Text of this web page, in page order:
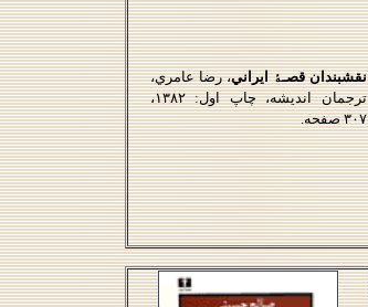
نقشبندان قصـﮥ ايراني، رضا عامري،
ترجمان انديشه، چاپ اول: ۱۳۸۲،
۳۰۷ صفحه.